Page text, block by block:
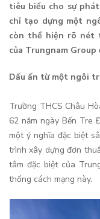
tiêu biểu cho sự
chỉ tạo dựng một
còn thể hiện rõ nét
của Trungnam
Dấu ấn từ một ngôi
Trường THCS Châu
62 năm ngày Bến Tre
một ý nghĩa đặc biệt
trình xây dựng đơn
tâm đặc biệt của
thống cách mạng này.